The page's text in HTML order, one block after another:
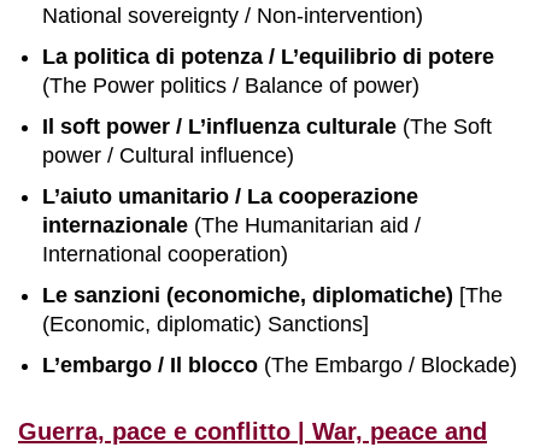
National sovereignty / Non-intervention)
La politica di potenza / L’equilibrio di potere
(The Power politics / Balance of power)
Il soft power / L’influenza culturale (The Soft
power / Cultural influence)
L’aiuto umanitario / La cooperazione
internazionale (The Humanitarian aid /
International cooperation)
Le sanzioni (economiche, diplomatiche) [The
(Economic, diplomatic) Sanctions]
L’embargo / Il blocco (The Embargo / Blockade)
Guerra, pace e conflitto | War, peace and